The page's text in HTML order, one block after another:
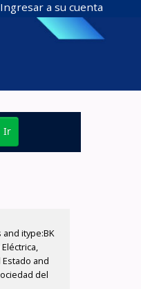
Ingresar a su cuenta
Ir
and itype:BK
and
del